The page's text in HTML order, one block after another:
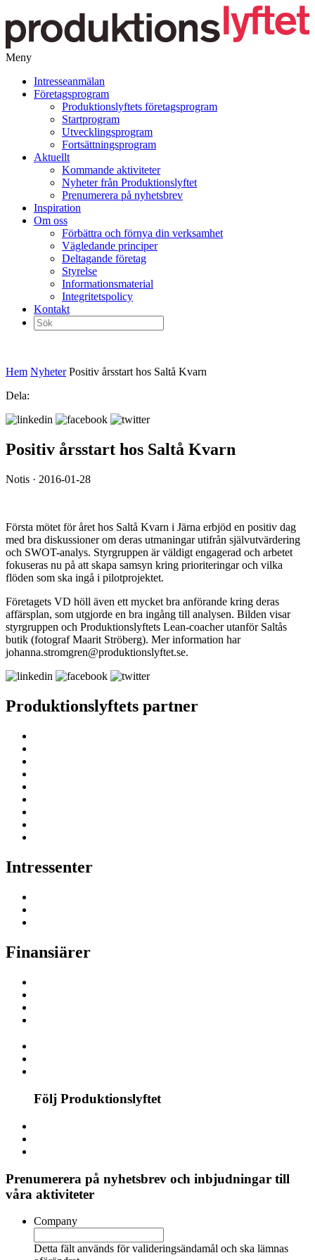
Meny
vidare
Intresseanmälan
Företagsprogram
Produktionslyftets företagsprogram
Startprogram
Utvecklingsprogram
Fortsättningsprogram
Aktuellt
Kommande aktiviteter
Nyheter från Produktionslyftet
Prenumerera på nyhetsbrev
Inspiration
Om oss
Förbättra och förnya din verksamhet
Vägledande principer
Deltagande företag
Styrelse
Informationsmaterial
Integritetspolicy
Kontakt
Sök
efter:
Hem Nyheter Positiv årsstart hos Saltå Kvarn
Dela:
Positiv årsstart hos Saltå Kvarn
Notis · 2016-01-28
Första mötet för året hos Saltå Kvarn i Järna erbjöd en positiv dag
med bra diskussioner om deras utmaningar utifrån självutvärdering
och SWOT-analys. Styrgruppen är väldigt engagerad och arbetet
fokuseras nu på att skapa samsyn kring prioriteringar och vilka
flöden som ska ingå i pilotprojektet.
Företagets VD höll även ett mycket bra anförande kring deras
affärsplan, som utgjorde en bra ingång till analysen. Bilden visar
styrgruppen och Produktionslyftets Lean-coacher utanför Saltås
butik (fotograf Maarit Ströberg). Mer information har
johanna.stromgren@produktionslyftet.se.
Produktionslyftets partner
Intressenter
Finansiärer
Följ Produktionslyftet
Prenumerera på nyhetsbrev och inbjudningar till
våra aktiviteter
Company
Detta fält används för valideringsändamål och ska lämnas